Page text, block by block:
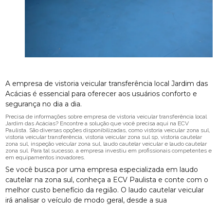
A empresa de vistoria veicular transferência local Jardim das
Acácias é essencial para oferecer aos usuários conforto e
segurança no dia a dia.
Precisa de informações sobre empresa de vistoria veicular transferência local
Jardim das Acácias? Encontre a solução que você precisa aqui na ECV
Paulista. São diversas opções disponibilizadas, como vistoria veicular zona sul,
vistoria veicular transferência, vistoria veicular zona sul sp, vistoria cautelar
zona sul, inspeção veicular zona sul, laudo cautelar veicular e laudo cautelar
zona sul. Para tal sucesso, a empresa investiu em profissionais competentes e
em equipamentos inovadores.
Se você busca por uma empresa especializada em laudo
cautelar na zona sul, conheça a ECV Paulista e conte com o
melhor custo benefício da região. O laudo cautelar veicular
irá analisar o veículo de modo geral, desde a sua